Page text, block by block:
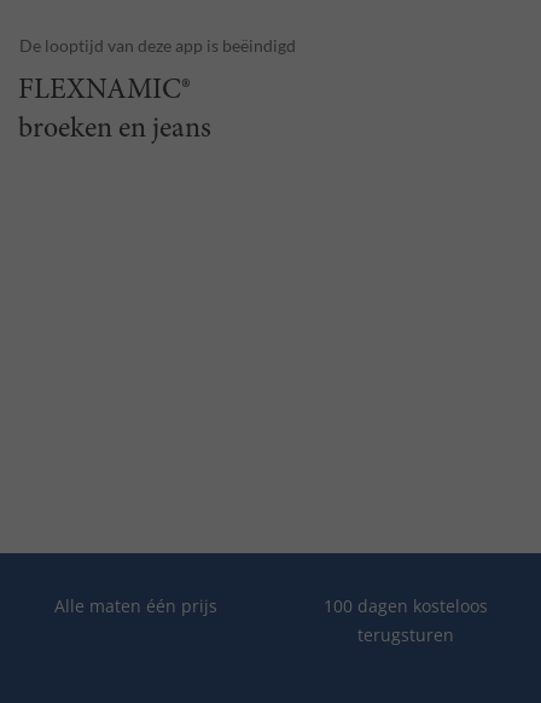
FLEXNAMIC®
broeken en jeans
Alle maten één prijs
100 dagen kosteloos
terugsturen